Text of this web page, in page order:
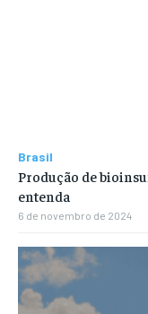
Brasil
Produção de
entenda
6 de novembro de 2024